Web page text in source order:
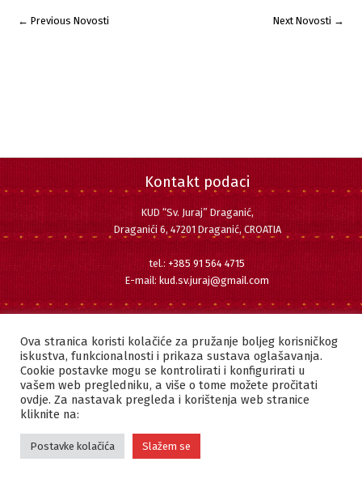
← Previous Novosti Next Novosti →
Kontakt podaci
KUD “Sv. Juraj” Draganić,
Draganići 6, 47201 Draganić, CROATIA
tel.: +385 91 564 4715
E-mail: kud.sv.juraj@gmail.com
Facebook
Instagram
YouTube
Copyright © 2022 KUD "SVETI JURAJ" DRAGANIĆ | Sva prava pridržana.
Ova stranica koristi kolačiće za pružanje boljeg korisničkog
iskustva, funkcionalnosti i prikaza sustava oglašavanja.
Cookie postavke mogu se kontrolirati i konfigurirati u
vašem web pregledniku, a više o tome možete pročitati
ovdje. Za nastavak pregleda i korištenja web stranice
kliknite na:
Postavke kolačića Slažem se